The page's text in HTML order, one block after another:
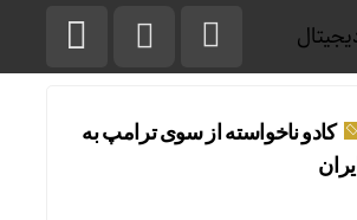
کادو ناخواسته از سوی ترامپ به
ایران